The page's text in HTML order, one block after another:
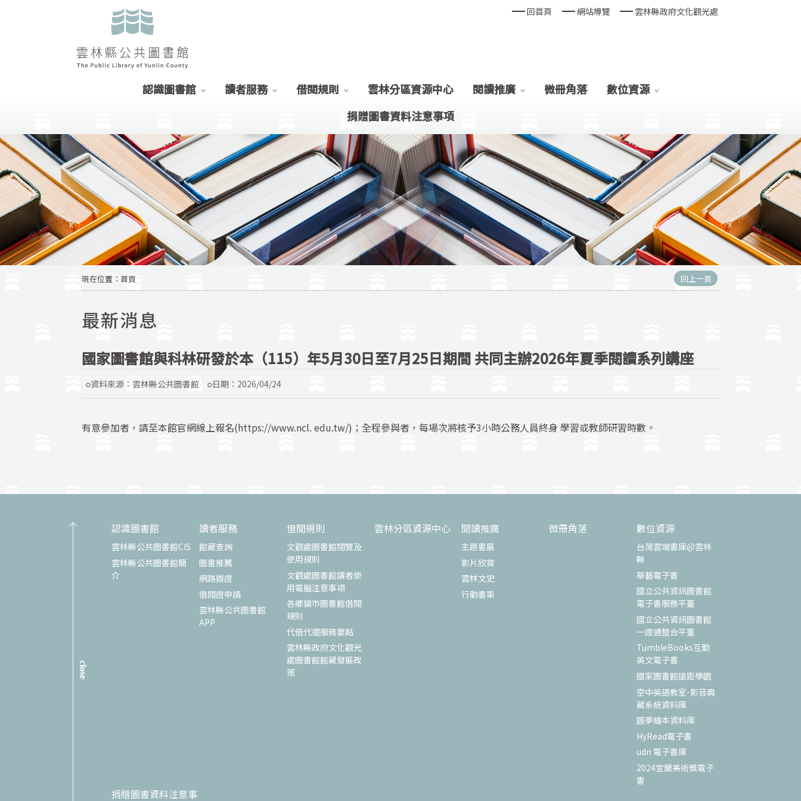
回首頁 網站導覽 雲林縣政府文化觀光處
認識圖書館 讀者服務 借閱規則 雲林分區資源中心 閱讀推廣 微冊角落
數位資源
捐贈圖書資料注意事項
:::
現在位置 ： 首頁 回上一頁
最新消息
國家圖書館與科林研發於本（115）年5月30日至7月25日期間 共同主辦2026年夏季閱讀系列講座
資料來源： 雲林縣公共圖書館 日期： 2026/04/24
有意參加者，請至本館官網線上報名(https://www.ncl. edu.tw/)；全程參與者，每場次將核予3小時公務人員終身 學習或教師研習時數。
close
認識圖書館
雲林縣公共圖書館CIS
雲林縣公共圖書館簡
介
讀者服務
館藏查詢
圖書推薦
網路辦證
借閱證申請
雲林縣公共圖書館
APP
借閱規則
文觀處圖書館閱覽及
使用規則
文觀處圖書館讀者使
用電腦注意事項
各鄉鎮市圖書館借閱
規則
代借代還服務要點
雲林縣政府文化觀光
處圖書館館藏發展政
策
雲林分區資源中心 閱讀推廣
主題書展
影片欣賞
雲林文史
行動書車
微冊角落 數位資源
台灣雲端書庫@雲林
縣
華藝電子書
國立公共資訊圖書館
電子書服務平臺
國立公共資訊圖書館
一證通整合平臺
TumbleBooks互動
英文電子書
國家圖書館遠距學園
空中英語教室-影音典
藏系統資料庫
圓夢繪本資料庫
HyRead電子書
udn 電子書庫
2024宜蘭美術獎電子
書
捐贈圖書資料注意事